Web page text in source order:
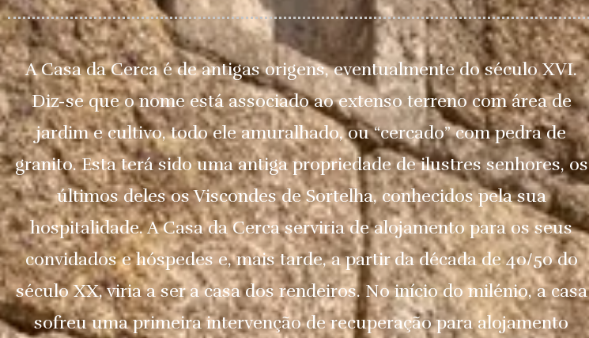
A Casa da Cerca é de antigas origens, eventualmente do século XVI.
Diz-se que o nome está associado ao extenso terreno com área de
jardim e cultivo, todo ele amuralhado, ou “cercado” com pedra de
granito. Esta terá sido uma antiga propriedade de ilustres senhores, os
últimos deles os Viscondes de Sortelha, conhecidos pela sua
hospitalidade. A Casa da Cerca serviria de alojamento para os seus
convidados e hóspedes e, mais tarde, a partir da década de 40/50 do
século XX, viria a ser a casa dos rendeiros. No início do milénio, a casa
sofreu uma primeira intervenção de recuperação para alojamento